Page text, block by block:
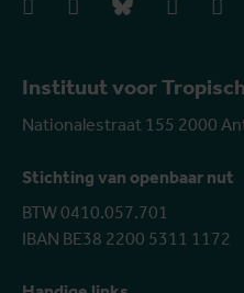
Instituut voor
Nationalestraat 155 2000
Stichting van openbaar nut
BTW 0410.057.701
IBAN BE38 2200 5311 1172
facebookinstagrambluesky linkedIn